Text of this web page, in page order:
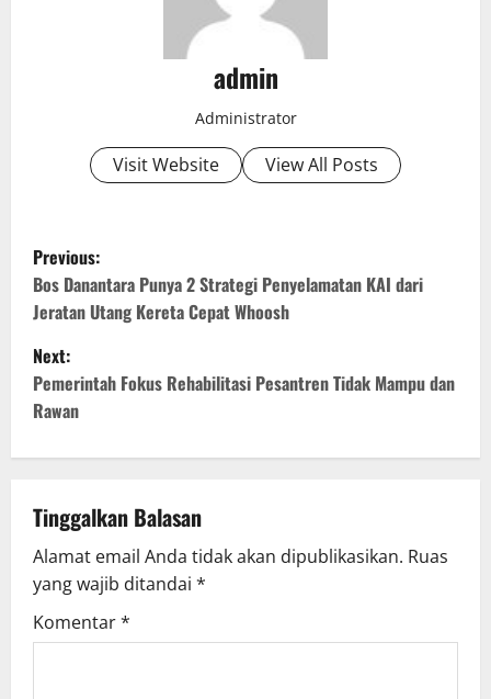
admin
Administrator
Visit Website View All Posts
P
o
s
t
n
v
i
g
Previous:
Bos Danantara Punya 2 Strategi Penyelamatan KAI dari
Jeratan Utang Kereta Cepat Whoosh
Next:
Pemerintah Fokus Rehabilitasi Pesantren Tidak Mampu dan
Rawan
Tinggalkan Balasan
Alamat email Anda tidak akan dipublikasikan. Ruas
yang wajib ditandai *
Komentar*